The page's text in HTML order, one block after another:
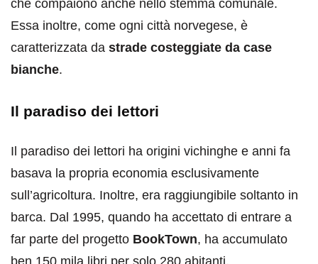
che compaiono anche nello stemma comunale.
Essa inoltre, come ogni città norvegese, è
caratterizzata da strade costeggiate da case
bianche.
Il paradiso dei lettori
Il paradiso dei lettori ha origini vichinghe e anni fa
basava la propria economia esclusivamente
sull’agricoltura. Inoltre, era raggiungibile soltanto in
barca. Dal 1995, quando ha accettato di entrare a
far parte del progetto BookTown, ha accumulato